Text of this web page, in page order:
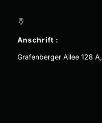
Anschrift :
Grafenberger Allee 128